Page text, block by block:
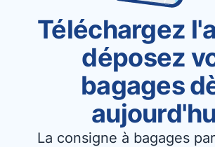
Téléchargez
déposez
bagages
La consigne à bagages